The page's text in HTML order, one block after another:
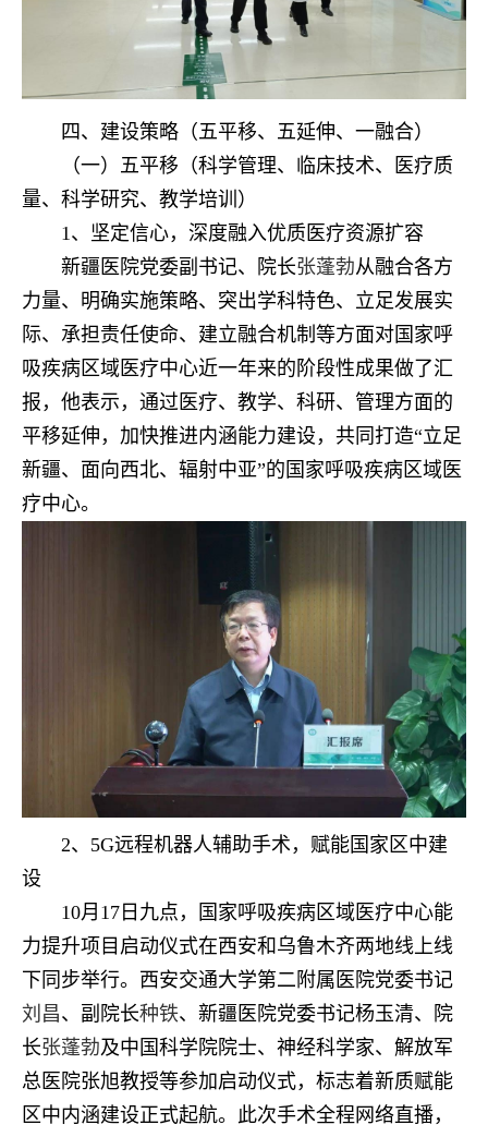
四、建设策略（五平移、五延伸、一融合）
（一）五平移（科学管理、临床技术、医疗质
量、科学研究、教学培训）
1、坚定信心，深度融入优质医疗资源扩容
新疆医院党委副书记、院长张蓬勃从融合各方
力量、明确实施策略、突出学科特色、立足发展实
际、承担责任使命、建立融合机制等方面对国家呼
吸疾病区域医疗中心近一年来的阶段性成果做了汇
报，他表示，通过医疗、教学、科研、管理方面的
平移延伸，加快推进内涵能力建设，共同打造“立足
新疆、面向西北、辐射中亚”的国家呼吸疾病区域医
疗中心。
2、5G远程机器人辅助手术，赋能国家区中建
设
10月17日九点，国家呼吸疾病区域医疗中心能
力提升项目启动仪式在西安和乌鲁木齐两地线上线
下同步举行。西安交通大学第二附属医院党委书记
刘昌、副院长种铁、新疆医院党委书记杨玉清、院
长张蓬勃及中国科学院院士、神经科学家、解放军
总医院张旭教授等参加启动仪式，标志着新质赋能
区中内涵建设正式起航。此次手术全程网络直播，